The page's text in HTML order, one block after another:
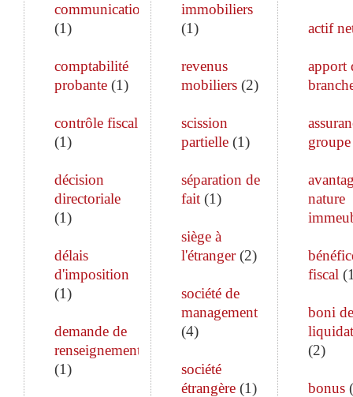
communication
(1)
comptabilité
probante (1)
contrôle fiscal
(1)
décision
directoriale
(1)
délais
d'imposition
(1)
demande de
renseignements
(1)
immobiliers
(1)
revenus
mobiliers(2)
scission
partielle(1)
séparation de
fait(1)
siège à
l'étranger(2)
société de
management
(4)
société
étrangère(1)
actif
apport
groupe
nature
fiscal (
boni de
(2)
bonus(